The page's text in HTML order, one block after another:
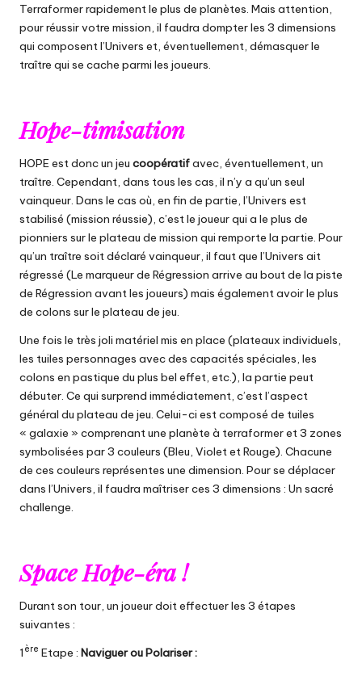
Terraformer rapidement le plus de planètes. Mais attention,
pour réussir votre mission, il faudra dompter les 3 dimensions
qui composent l’Univers et, éventuellement, démasquer le
traître qui se cache parmi les joueurs.
Hope-timisation
HOPE est donc un jeu coopératifavec, éventuellement, un
traître. Cependant, dans tous les cas, il n’y a qu’un seul
vainqueur. Dans le cas où, en fin de partie, l’Univers est
stabilisé (mission réussie), c’est le joueur qui a le plus de
pionniers sur le plateau de mission qui remporte la partie. Pour
qu’un traître soit déclaré vainqueur, il faut que l’Univers ait
régressé (Le marqueur de Régression arrive au bout de la piste
de Régression avant les joueurs) mais également avoir le plus
de colons sur le plateau de jeu.
Une fois le très joli matériel mis en place (plateaux individuels,
les tuiles personnages avec des capacités spéciales, les
colons en pastique du plus bel effet, etc.), la partie peut
débuter. Ce qui surprend immédiatement, c’est l’aspect
général du plateau de jeu. Celui-ci est composé de tuiles
« galaxie » comprenant une planète à terraformer et 3 zones
symbolisées par 3 couleurs (Bleu, Violet et Rouge). Chacune
de ces couleurs représentes une dimension. Pour se déplacer
dans l’Univers, il faudra maîtriser ces 3 dimensions : Un sacré
challenge.
Space Hope-éra !
Durant son tour, un joueur doit effectuer les 3 étapes
suivantes :
1 ère Etape : Naviguer ou Polariser :